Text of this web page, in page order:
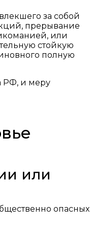
за собой
прерывание
или
стойкую
полную
РФ, и меру
или
опасных